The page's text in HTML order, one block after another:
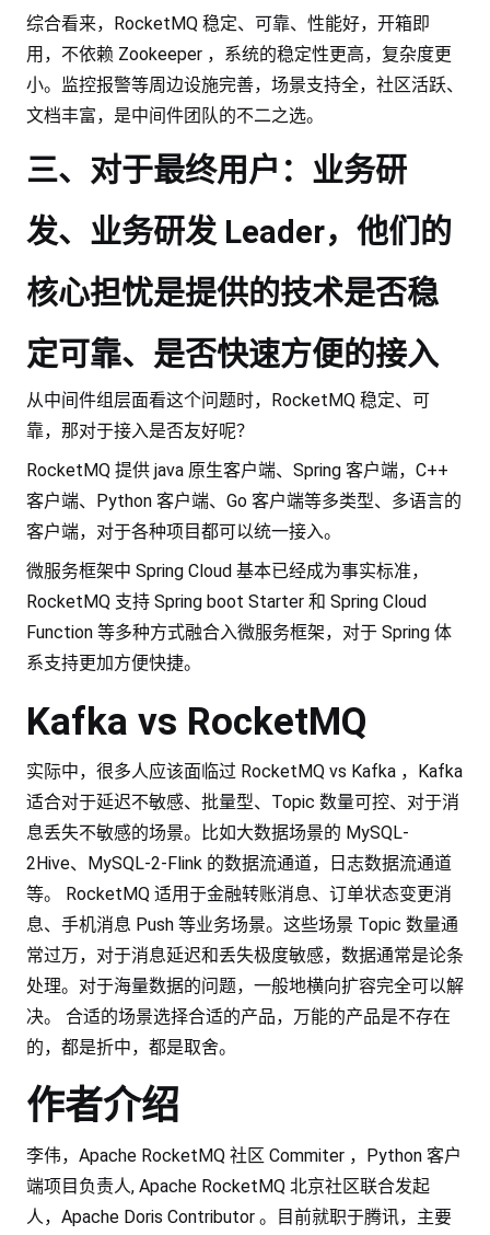
综合看来，RocketMQ 稳定、可靠、性能好，开箱即
用，不依赖 Zookeeper ，系统的稳定性更高，复杂度更
小。监控报警等周边设施完善，场景支持全，社区活跃、
文档丰富，是中间件团队的不二之选。
三、对于最终用户：业务研
发、业务研发 Leader，他们的
核心担忧是提供的技术是否稳
定可靠、是否快速方便的接入
从中间件组层面看这个问题时，RocketMQ 稳定、可
靠，那对于接入是否友好呢？
RocketMQ 提供 java 原生客户端、Spring 客户端，C++
客户端、Python 客户端、Go 客户端等多类型、多语言的
客户端，对于各种项目都可以统一接入。
微服务框架中 Spring Cloud 基本已经成为事实标准，
RocketMQ 支持 Spring boot Starter 和 Spring Cloud
Function 等多种方式融合入微服务框架，对于 Spring 体
系支持更加方便快捷。
Kafka vs RocketMQ
实际中，很多人应该面临过 RocketMQ vs Kafka ，Kafka
适合对于延迟不敏感、批量型、Topic 数量可控、对于消
息丢失不敏感的场景。比如大数据场景的 MySQL-
2Hive、MySQL-2-Flink 的数据流通道，日志数据流通道
等。 RocketMQ 适用于金融转账消息、订单状态变更消
息、手机消息 Push 等业务场景。这些场景 Topic 数量通
常过万，对于消息延迟和丢失极度敏感，数据通常是论条
处理。对于海量数据的问题，一般地横向扩容完全可以解
决。 合适的场景选择合适的产品，万能的产品是不存在
的，都是折中，都是取舍。
作者介绍
李伟，Apache RocketMQ 社区 Commiter ，Python 客户
端项目负责人, Apache RocketMQ 北京社区联合发起
人，Apache Doris Contributor 。目前就职于腾讯，主要